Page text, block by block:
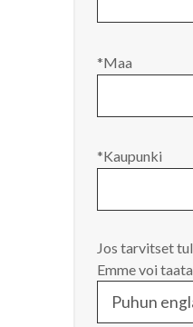
*Maa
*Kaupunki
Jos tarvitset
Emme voi